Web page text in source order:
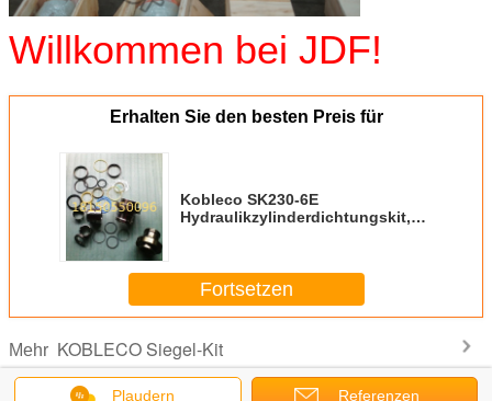
Willkommen bei JDF!
Erhalten Sie den besten Preis für
Kobleco SK230-6E
Hydraulikzylinderdichtungskit,
Fortsetzen
Mehr KOBLECO Siegel-Kit
Plaudern Referenzen